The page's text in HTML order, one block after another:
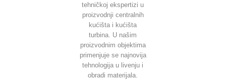
tehničkoj ekspertizi u
proizvodnji centralnih
kućišta i kućišta
turbina. U našim
proizvodnim objektima
primenjuje se najnovija
tehnologija u livenju i
obradi materijala.